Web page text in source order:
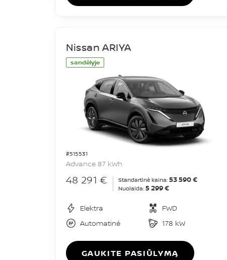
sandėlyje
#515531
Nissan ARIYA
Advance 87 kWh
48 291 € Standartinė kaina: 53 590 €
Nuolaida: 5 299 €
Elektra
FWD
Automatinė
178 kW
GAUKITE PASIŪLYMĄ